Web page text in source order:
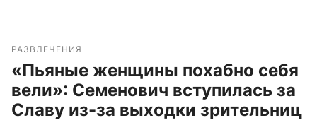
РАЗВЛЕЧЕНИЯ
«Пьяные женщины похабно себя
вели»: Семенович вступилась за
Славу из-за выходки зрительниц